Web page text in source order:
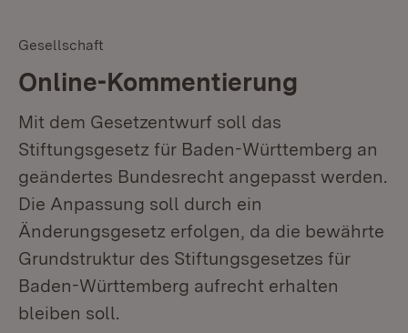
Gesellschaft
Online-Kommentierung
Mit dem Gesetzentwurf soll das
Stiftungsgesetz für Baden-Württemberg an
geändertes Bundesrecht angepasst werden.
Die Anpassung soll durch ein
Änderungsgesetz erfolgen, da die bewährte
Grundstruktur des Stiftungsgesetzes für
Baden-Württemberg aufrecht erhalten
bleiben soll.